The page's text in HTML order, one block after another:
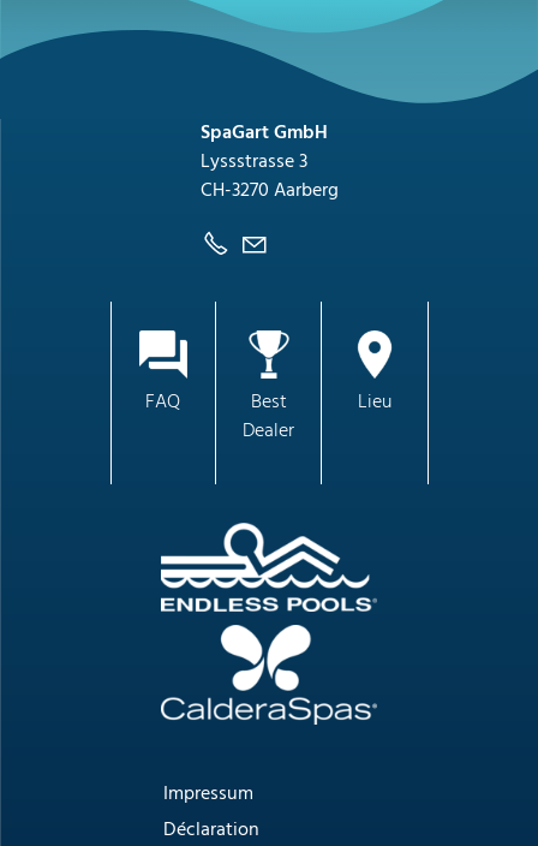
SpaGart GmbH
Lyssstrasse 3
CH-3270 Aarberg
FAQ
Best
Dealer
Lieu
Impressum
Déclaration